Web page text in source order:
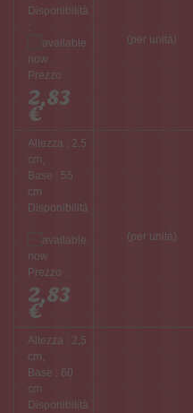
Disponibilità
:
Prezzo :
2,83
€
(per unità)
Altezza : 2,5
cm,
Base : 55
cm
Disponibilità
:
Prezzo :
2,83
€
(per unità)
Altezza : 2,5
cm,
Base : 60
cm
Disponibilità